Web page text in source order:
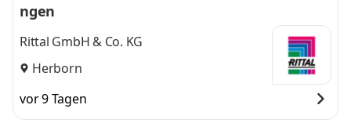
ngen
Rittal GmbH & Co. KG
Herborn
vor 9 Tagen